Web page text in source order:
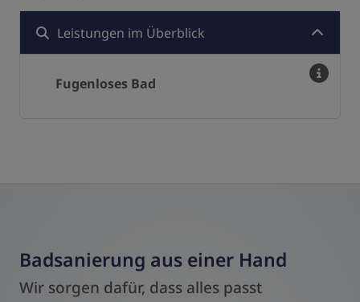
Leistungen im Überblick
Fugenloses Bad
Badsanierung aus einer Hand
Wir sorgen dafür, dass alles passt